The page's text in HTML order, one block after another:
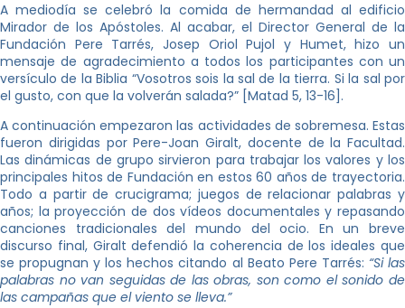
A mediodía se celebró la comida de hermandad al edificio
Mirador de los Apóstoles. Al acabar, el Director General de la
Fundación Pere Tarrés, Josep Oriol Pujol y Humet, hizo un
mensaje de agradecimiento a todos los participantes con un
versículo de la Biblia “Vosotros sois la sal de la tierra. Si la sal por
el gusto, con que la volverán salada?” [Matad 5, 13-16].
A continuación empezaron las actividades de sobremesa. Estas
fueron dirigidas por Pere-Joan Giralt, docente de la Facultad.
Las dinámicas de grupo sirvieron para trabajar los valores y los
principales hitos de Fundación en estos 60 años de trayectoria.
Todo a partir de crucigrama; juegos de relacionar palabras y
años; la proyección de dos vídeos documentales y repasando
canciones tradicionales del mundo del ocio. En un breve
discurso final, Giralt defendió la coherencia de los ideales que
se propugnan y los hechos citando al Beato Pere Tarrés: “Si las
palabras no van seguidas de las obras, son como el sonido de
las campañas que el viento se lleva.”